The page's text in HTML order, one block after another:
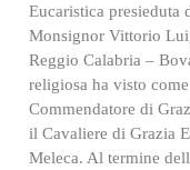
Eucaristica presieduta
Monsignor Vittorio
Reggio Calabria –
religiosa ha visto
Commendatore di
il Cavaliere di Grazia
Meleca. Al termine